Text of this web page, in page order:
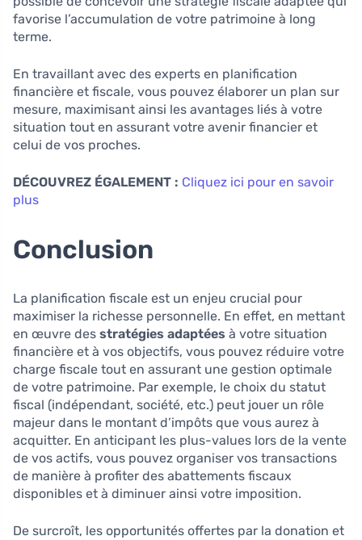
favorise l’accumulation de votre patrimoine à long
terme.
En travaillant avec des experts en planification
financière et fiscale, vous pouvez élaborer un plan sur
mesure, maximisant ainsi les avantages liés à votre
situation tout en assurant votre avenir financier et
celui de vos proches.
DÉCOUVREZ ÉGALEMENT : Cliquez ici pour en savoir
plus
Conclusion
La planification fiscale est un enjeu crucial pour
maximiser la richesse personnelle. En effet, en mettant
en œuvre des stratégies adaptées à votre situation
financière et à vos objectifs, vous pouvez réduire votre
charge fiscale tout en assurant une gestion optimale
de votre patrimoine. Par exemple, le choix du statut
fiscal (indépendant, société, etc.) peut jouer un rôle
majeur dans le montant d’impôts que vous aurez à
acquitter. En anticipant les plus-values lors de la vente
de vos actifs, vous pouvez organiser vos transactions
de manière à profiter des abattements fiscaux
disponibles et à diminuer ainsi votre imposition.
De surcroît, les opportunités offertes par la donation et